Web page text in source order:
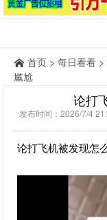
首页 > 每日看看
尴尬
论打
发布时间：2026/7/4
论打飞机被发现怎